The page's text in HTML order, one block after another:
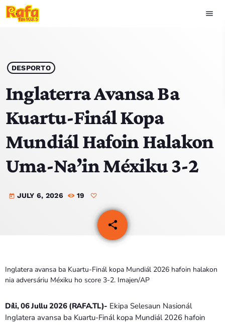
menu
play_arrow OUVIR RAFA
HOME
NOTISIA
EKIPA
TOP 15
VÍDEO SIRA
KONTAKTU SIRA
DESPORTO
Inglaterra Avansa Ba
Kuartu-Finál Kopa
Mundiál Hafoin Halakon
Uma-Na’in Méxiku 3-2
today JULY 6, 2026 19
share
email
Inglatera avansa ba Kuartu-Finál kopa Mundiál 2026 hafoin halakon
nia adversáriu Méxiku ho score 3-2. Imajen/AP
Díli, 06 Jullu 2026 (RAFA.TL)- Ekipa Selesaun Nasionál
Inglatera avansa ba Kuartu-Finál kopa Mundiál 2026 hafoin